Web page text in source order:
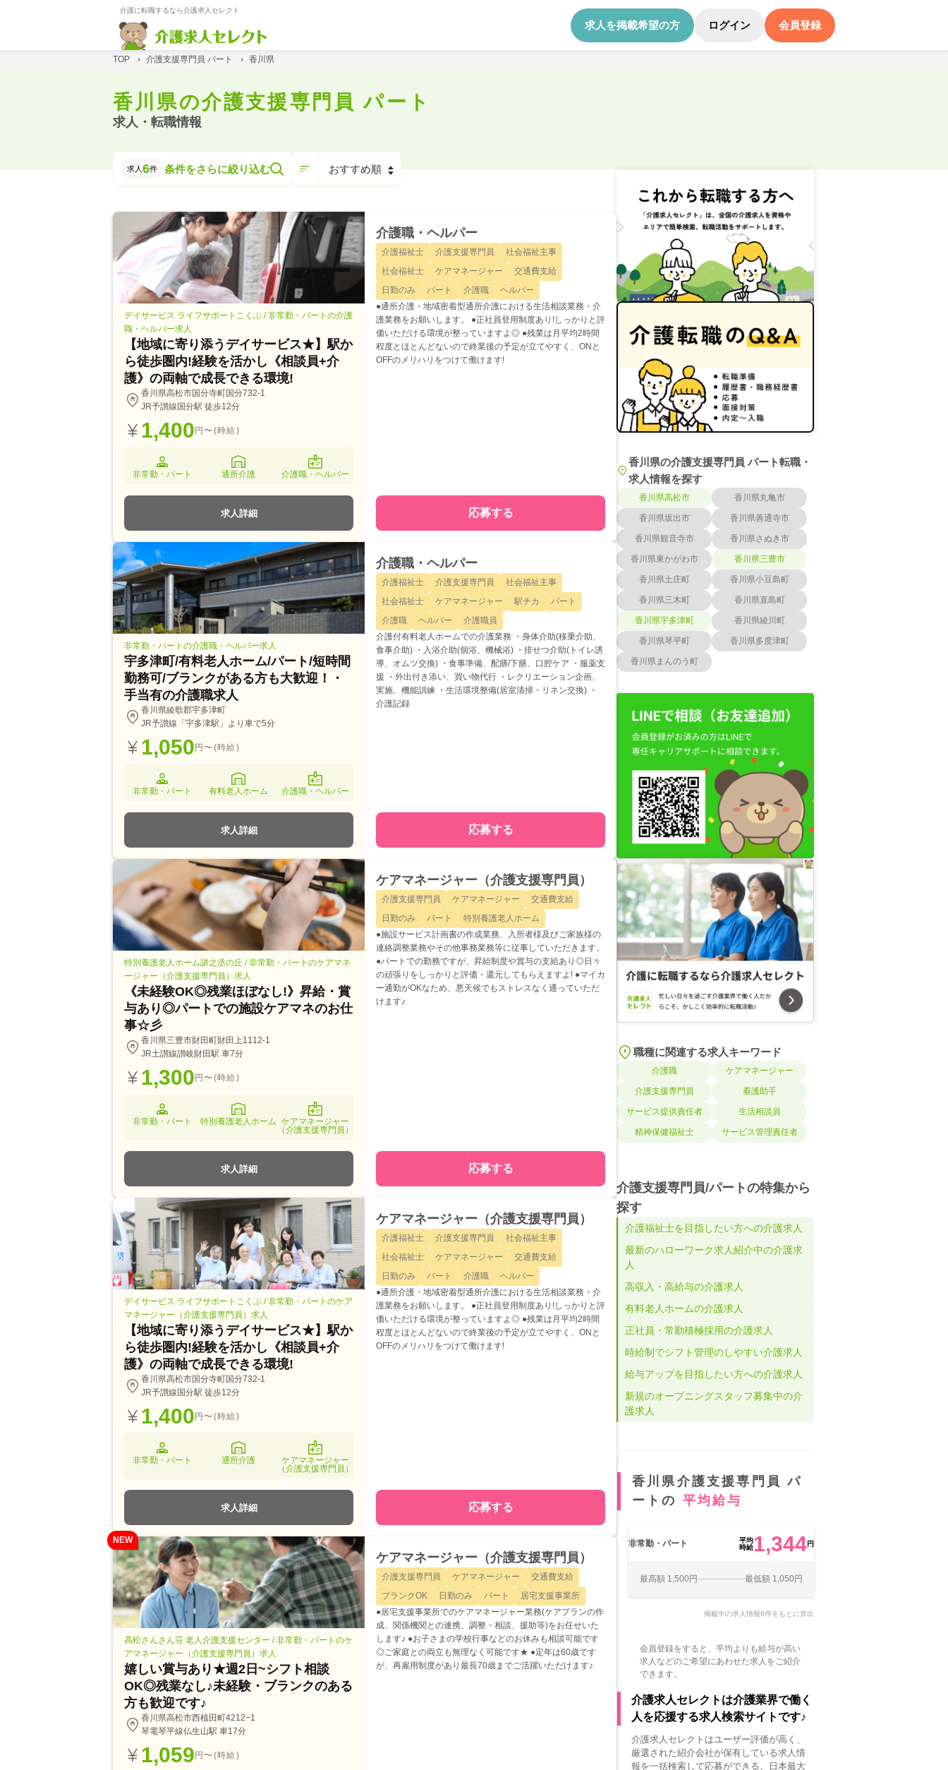
介護に転職するなら介護求人セレクト
求人を掲載希望の方 ログイン 会員登録
TOP › 介護支援専門員 パート › 香川県
香川県の介護支援専門員 パート
求人・転職情報
求人 6件 条件をさらに絞り込む
デイサービス ライフサポートこくぶ / 非常勤・パートの介護
職・ヘルパー求人
【地域に寄り添うデイサービス★】駅か
ら徒歩圏内!経験を活かし《相談員+介
護》の両軸で成長できる環境!
香川県高松市国分寺町国分732-1
JR予讃線国分駅 徒歩12分
1,400円〜(時給)
非常勤・パート 通所介護 介護職・ヘルパー
求人詳細
介護職・ヘルパー
介護福祉士 介護支援専門員
社会福祉主事
社会福祉士
ケアマネージャー
交通費支給
日勤のみ
パート 介護職
ヘルパー
●通所介護・地域密着型通所介護における生活相談業務・介
護業務をお願いします。 ●正社員登用制度あり!しっかりと評
価いただける環境が整っていますよ◎ ●残業は月平均2時間
程度とほとんどないので終業後の予定が立てやすく、ONと
OFFのメリハリをつけて働けます!
応募する
非常勤・パートの介護職・ヘルパー求人
宇多津町/有料老人ホーム/パート/短時間
勤務可/ブランクがある方も大歓迎！・
手当有の介護職求人
香川県綾歌郡宇多津町
JR予讃線「宇多津駅」より車で5分
1,050円〜(時給)
非常勤・パート 有料老人ホーム 介護職・ヘルパー
求人詳細
介護職・ヘルパー
介護福祉士 介護支援専門員
社会福祉主事
社会福祉士
ケアマネージャー 駅チカ
パート
介護職
ヘルパー
介護職員
介護付有料老人ホームでの介護業務 ・身体介助(移乗介助、
食事介助) ・入浴介助(個浴、機械浴) ・排せつ介助(トイレ誘
導、オムツ交換) ・食事準備、配膳/下膳、口腔ケア ・服薬支
援 ・外出付き添い、買い物代行 ・レクリエーション企画、
実施、機能訓練 ・生活環境整備(居室清掃・リネン交換) ・
介護記録
応募する
特別養護老人ホーム諶之丞の丘 / 非常勤・パートのケアマネ
ージャー（介護支援専門員）求人
《未経験OK◎残業ほぼなし!》昇給・賞
与あり◎パートでの施設ケアマネのお仕
事☆彡
香川県三豊市財田町財田上1112-1
JR土讃線讃岐財田駅 車7分
1,300円〜(時給)
非常勤・パート 特別養護老人ホーム ケアマネージャー
（介護支援専門員）
求人詳細
ケアマネージャー（介護支援専門員）
介護支援専門員 ケアマネージャー
交通費支給
日勤のみ
パート
特別養護老人ホーム
●施設サービス計画書の作成業務、入所者様及びご家族様の
連絡調整業務やその他事務業務等に従事していただきます。
●パートでの勤務ですが、昇給制度や賞与の支給あり◎日々
の頑張りをしっかりと評価・還元してもらえますよ! ●マイカ
ー通勤がOKなため、悪天候でもストレスなく通っていただ
けます♪
応募する
デイサービス ライフサポートこくぶ / 非常勤・パートのケア
マネージャー（介護支援専門員）求人
【地域に寄り添うデイサービス★】駅か
ら徒歩圏内!経験を活かし《相談員+介
護》の両軸で成長できる環境!
香川県高松市国分寺町国分732-1
JR予讃線国分駅 徒歩12分
1,400円〜(時給)
非常勤・パート 通所介護
ケアマネージャー
（介護支援専門員）
求人詳細
ケアマネージャー（介護支援専門員）
介護福祉士 介護支援専門員
社会福祉主事
社会福祉士
ケアマネージャー
交通費支給
日勤のみ
パート 介護職
ヘルパー
●通所介護・地域密着型通所介護における生活相談業務・介
護業務をお願いします。 ●正社員登用制度あり!しっかりと評
価いただける環境が整っていますよ◎ ●残業は月平均2時間
程度とほとんどないので終業後の予定が立てやすく、ONと
OFFのメリハリをつけて働けます!
応募する
NEW
高松さんさん荘 老人介護支援センター / 非常勤・パートのケ
アマネージャー（介護支援専門員）求人
嬉しい賞与あり★週2日~シフト相談
OK◎残業なし♪未経験・ブランクのある
方も歓迎です♪
香川県高松市西植田町4212−1
琴電琴平線仏生山駅 車17分
1,059円〜(時給)
ケアマネージャー（介護支援専門員）
介護支援専門員 ケアマネージャー
交通費支給
ブランクOK
日勤のみ パート
居宅支援事業所
●居宅支援事業所でのケアマネージャー業務(ケアプランの作
成、関係機関との連携、調整・相談、援助等)をお任せいた
します♪ ●お子さまの学校行事などのお休みも相談可能です
◎ご家庭との両立も無理なく可能です★ ●定年は60歳です
が、再雇用制度があり最長70歳までご活躍いただけます♪
香川県の介護支援専門員 パート転職・
求人情報を探す
香川県高松市 香川県丸亀市
香川県坂出市 香川県善通寺市
香川県観音寺市 香川県さぬき市
香川県東かがわ市 香川県三豊市
香川県土庄町 香川県小豆島町
香川県三木町 香川県直島町
香川県宇多津町 香川県綾川町
香川県琴平町 香川県多度津町
香川県まんのう町
職種に関連する求人キーワード
介護職 ケアマネージャー
介護支援専門員 看護助手
サービス提供責任者 生活相談員
精神保健福祉士 サービス管理責任者
介護支援専門員/パートの特集から
探す
介護福祉士を目指したい方への介護求人
最新のハローワーク求人紹介中の介護求
人
高収入・高給与の介護求人
有料老人ホームの介護求人
正社員・常勤積極採用の介護求人
時給制でシフト管理のしやすい介護求人
給与アップを目指したい方への介護求人
新規のオープニングスタッフ募集中の介
護求人
香川県介護支援専門員 パ
ートの 平均給与
非常勤・パート
平均
時給1,344円
最高額 1,500円 最低額 1,050円
掲載中の求人情報6件をもとに算出
会員登録をすると、平均よりも給与が高い
求人などのご希望にあわせた求人をご紹介
できます。
介護求人セレクトは介護業界で働く
人を応援する求人検索サイトです♪
介護求人セレクトはユーザー評価が高く、
厳選された紹介会社が保有している求人情
報を一括検索して応募ができる、日本最大